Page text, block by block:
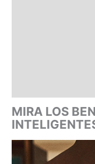
MIRA LOS
Reproductor
de